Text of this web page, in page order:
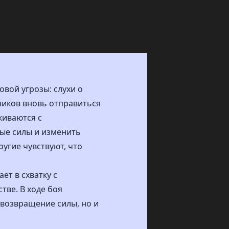
угрозы: слухи о
вновь отправиться
с
силы и изменить
чувствуют, что
в схватку с
В ходе боя
силы, но и